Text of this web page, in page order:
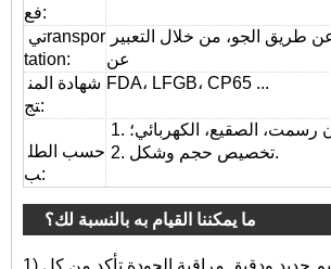
فع:
تيranspor
tation:
عن
تج:
FDA، LFGB، CP65 ...
ب:
رسمت، الصقيع، الكهربائي؛
2. تخصيص حجم وشكل.
ما يمكننا القيام به بالنسبة لك؟